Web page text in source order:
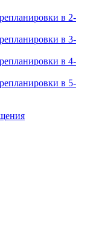
в 2-
в 3-
в 4-
в 5-